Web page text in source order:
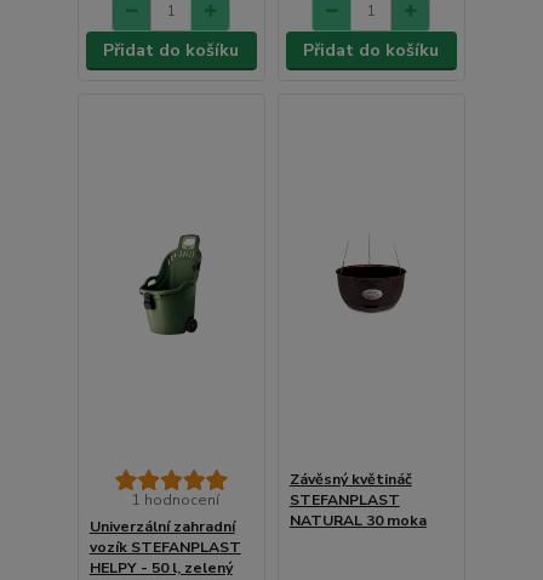
Přidat do košíku Přidat do košíku
1 hodnocení
Univerzální zahradní
vozík STEFANPLAST
HELPY - 50 l, zelený
Závěsný květináč
STEFANPLAST
NATURAL 30 moka